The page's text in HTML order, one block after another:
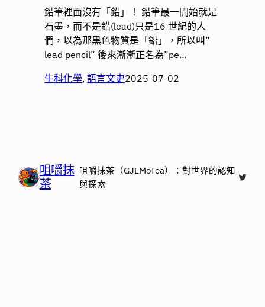
鉛筆裡面沒有「鉛」！ 鉛筆最一開始就是
石墨，而不是鉛(lead)只是16 世紀的人
們，以為那黑色物質是「鉛」，所以叫”
lead pencil” 後來漸漸正名為”pe…
生科化學, 語言文史2025-07-02
咀嚼抹
茶
咀嚼抹茶（GJLMoTea）：對世界的認知
與探索
X